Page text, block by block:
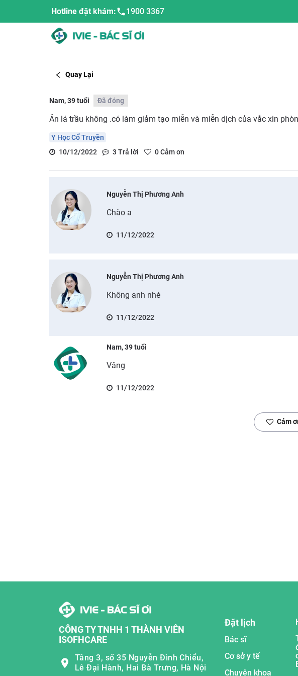
Hotline đặt khám: 1900 3367
Quay Lại
Nam, 39 tuổi Đã đóng
Ăn lá trầu không .có làm giảm tạo miễn và miễn dịch của vắc xin
Y Học Cổ Truyền
10/12/2022
3 Trả lời 0Cảm ơn
Nguyễn Thị Phương Anh
Chào a
11/12/2022
Nguyễn Thị Phương Anh
Không anh nhé
11/12/2022
Nam, 39 tuổi
Vâng
11/12/2022
Cảm
CÔNG TY TNHH 1 THÀNH VIÊN
ISOFHCARE
Tầng 3, số 35 Nguyễn Đình Chiểu,
Lê Đại Hành, Hai Bà Trưng, Hà Nội
Đặt lịch
Bác sĩ
Cơ sở y tế
Chuyên khoa